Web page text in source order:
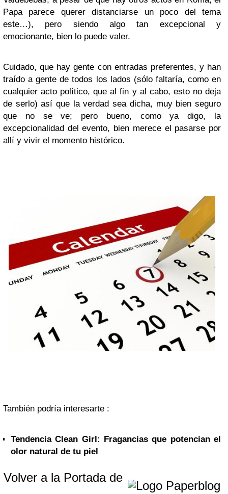
Papa parece querer distanciarse un poco del tema
este…), pero siendo algo tan excepcional y
emocionante, bien lo puede valer.
Cuidado, que hay gente con entradas preferentes, y han
traído a gente de todos los lados (sólo faltaría, como en
cualquier acto político, que al fin y al cabo, esto no deja
de serlo) así que la verdad sea dicha, muy bien seguro
que no se ve; pero bueno, como ya digo, la
excepcionalidad del evento, bien merece el pasarse por
allí y vivir el momento histórico.
También podría interesarte :
Tendencia Clean Girl: Fragancias que potencian el
olor natural de tu piel
Volver a la Portada de